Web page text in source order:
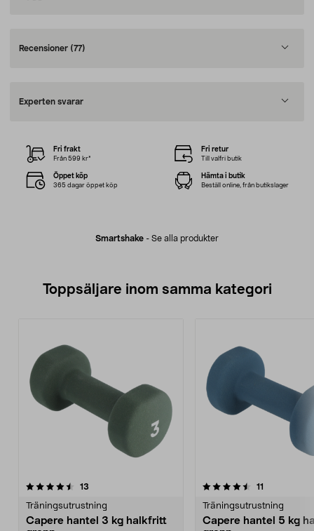
Recensioner (77)
Experten svarar
Smartshake - Se alla produkter
Fri frakt
Från 599 kr*
Fri retur
Till valfri butik
Öppet köp
365 dagar öppet köp
Hämta i butik
Beställ online, från butikslager
Toppsäljare inom samma kategori
13
Träningsutrustning
Capere hantel 3 kg halkfritt
4.5 av 5 stjärnor 11
Träningsutrustning
Capere hantel 5 kg
4.5 av 5 stjärnor